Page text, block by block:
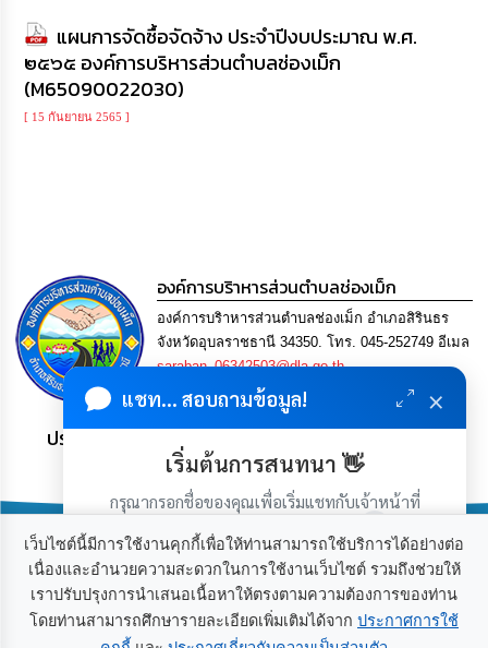
แผนการ
ป้องกัน
การ
ทุจริต
มาตรการ
ภายใน
ป้องกัน
การ
ทุจริต
การ
ความ
โปร่งใส
ท้อง
ถิ่น
ของ
เรา
แผนการจัดซื้อจัดจ้าง ประจำปีงบประมาณ พ.ศ.
๒๕๖๕ องค์การบริหารส่วนตำบลช่องเม็ก
(M65090022030)
[ 15 กันยายน 2565 ]
เว็บไซต์นี้มีการใช้งานคุกกี้เพื่อให้ท่านสามารถใช้บริการได้อย่างต่อ
เนื่องและอำนวยความสะดวกในการใช้งานเว็บไซต์ รวมถึงช่วยให้
เราปรับปรุงการนำเสนอเนื้อหาให้ตรงตามความต้องการของท่าน
โดยท่านสามารถศึกษารายละเอียดเพิ่มเติมได้จาก ประกาศการใช้
องค์การบริาหารส่วนตำบลช่องเม็ก
องค์การบริาหารส่วนตำบลช่องเม็ก อำเภอสิรินธร
จังหวัดอุบลราชธานี 34350. โทร. 045-252749 อีเมล
saraban_06342503@dla.go.th
ประชาชน มีภูมิคุ้มกัน พึ่งพาตนเอง พอเพียง เป็นสุข
เกี่ยวกับเรา ติดต่อเรา
แชท... สอบถามข้อมูล! ×
เริ่มต้นการสนทนา 👋
กรุณากรอกชื่อของคุณเพื่อเริ่มแชทกับเจ้าหน้าที่